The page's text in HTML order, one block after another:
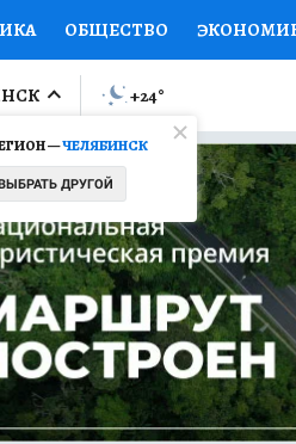
ОБЩЕСТВО
ПРОИСШЕСТВИЯ
МИР Я ЗНАЮ СЕМЬЯ
СЕРИАЛЫ
КОНКУРСЫ
—ЧЕЛЯБИНСК
ДРУГОЙ
+24°